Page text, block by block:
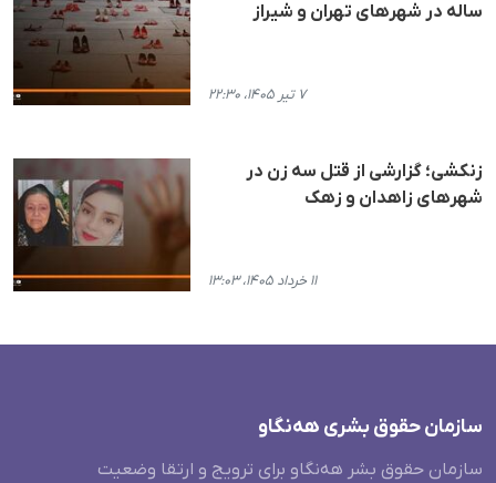
ساله در شهرهای تهران و شیراز
۷ تیر ۱۴۰۵، ۲۲:۳۰
زنکشی؛ گزارشی از قتل سه زن در
شهرهای زاهدان و زهک
۱۱ خرداد ۱۴۰۵، ۱۳:۰۳
سازمان حقوق بشری هەنگاو
سازمان حقوق بشر هه‌نگاو برای ترویج و ارتقا وضعیت